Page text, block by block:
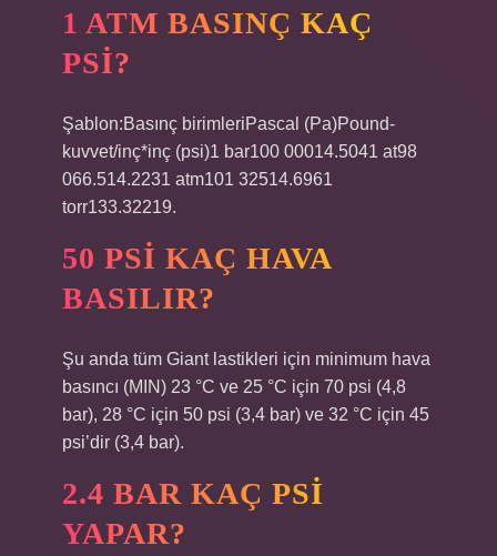
1 ATM BASINÇ KAÇ
PSI?
Şablon:Basınç birimleriPascal (Pa)Pound-
kuvvet/inç*inç (psi)1 bar100 00014.5041 at98
066.514.2231 atm101 32514.6961
torr133.32219.
50 PSI KAÇ HAVA
BASILIR?
Şu anda tüm Giant lastikleri için minimum hava
basıncı (MIN) 23 °C ve 25 °C için 70 psi (4,8
bar), 28 °C için 50 psi (3,4 bar) ve 32 °C için 45
psi’dir (3,4 bar).
2.4 BAR KAÇ PSI
YAPAR?